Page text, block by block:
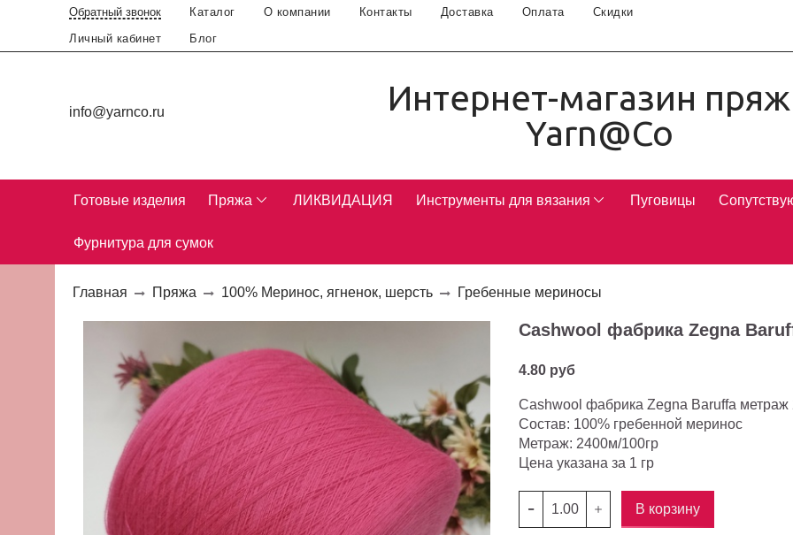
Обратный звонок Каталог О компании Контакты Доставка Оплата Скидки
Личный кабинет Блог
info@yarnco.ru
Интернет-магазин
Yarn@Co
Готовые изделия Пряжа ЛИКВИДАЦИЯ Инструменты для вязания Пуговицы
Фурнитура для сумок
Главная Пряжа 100% Меринос, ягненок, шерсть Гребенные мериносы
Cashwool фабрика Zegna
4.80 руб
Cashwool фабрика Zegna Baruffa метраж
Состав: 100% гребенной меринос
Метраж: 2400м/100гр
Цена указана за 1 гр
В корзину